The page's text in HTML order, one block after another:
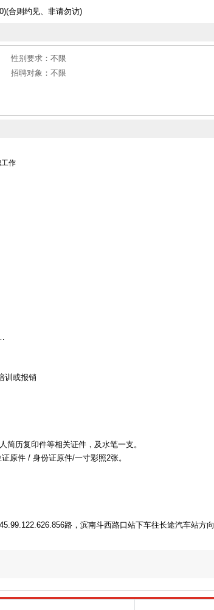
合则约见、非请勿访)
性别要求： 不限
招聘对象： 不限
作
训或报销
历复印件等相关证件，及水笔一支。
原件 / 身份证原件/一寸彩照2张。
路，滨南斗西路口站下车往长途汽车站方向